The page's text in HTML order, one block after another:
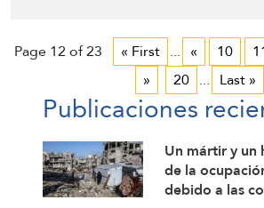
Page 12 of 23 « First ... « 10
»
20 ... Last »
Publicaciones
Un mártir y
de la
debido a las